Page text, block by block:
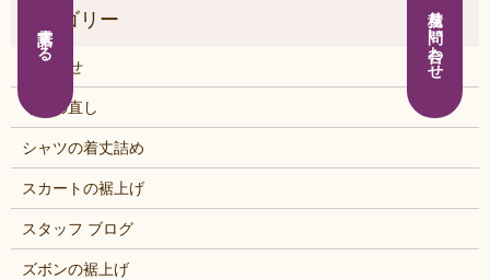
お知らせ
くつの直し
シャツの着丈詰め
スカートの裾上げ
スタッフ ブログ
ズボンの裾上げ
電話する 見積り問い合わせ